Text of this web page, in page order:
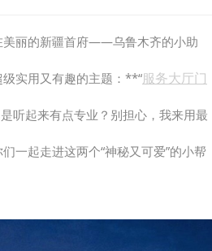
美丽的新疆首府——乌鲁木齐的小助
实用又有趣的主题：**“服务大厅门
听起来有点专业？别担心，我来用最
一起走进这两个“神秘又可爱”的小帮